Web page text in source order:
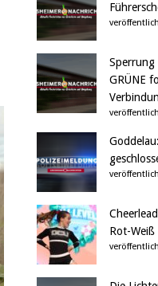
Sperrung
GRÜNE
Rot-